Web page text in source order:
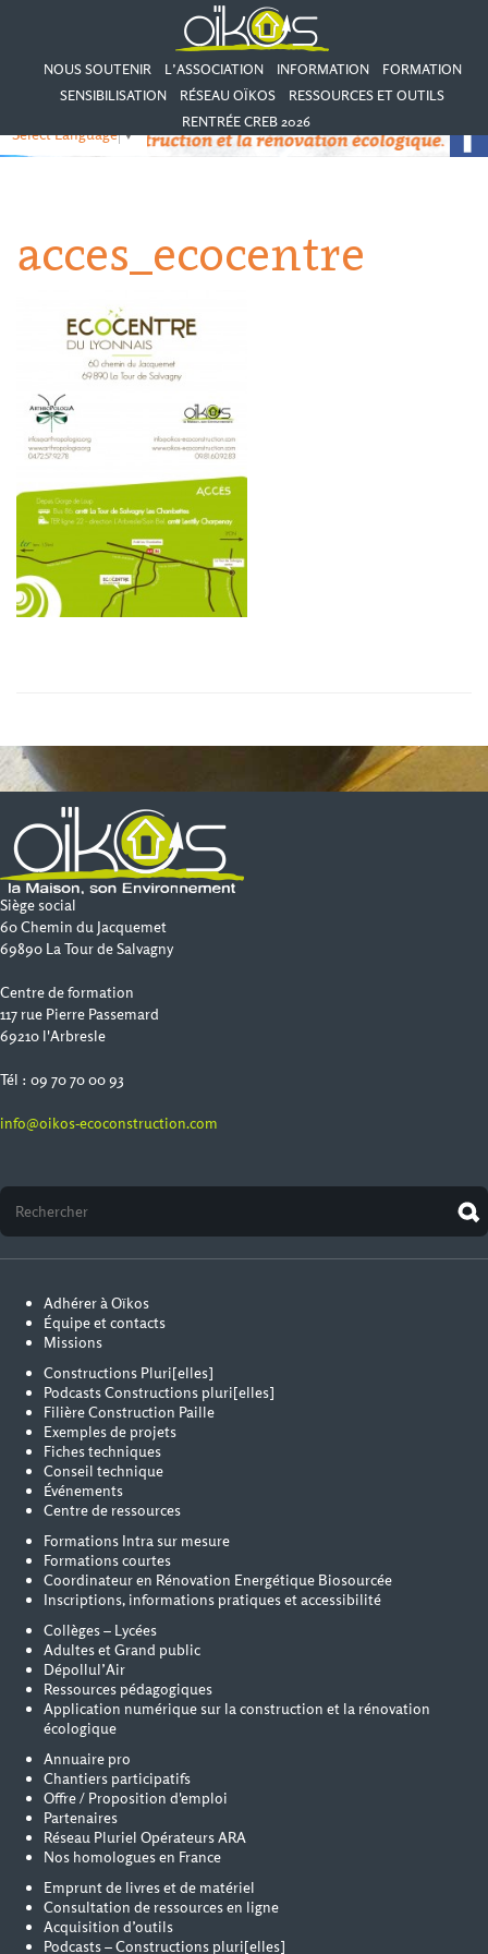
NOUS SOUTENIR L’ASSOCIATION INFORMATION
FORMATION
SENSIBILISATION
RÉSEAU OÏKOS
RESSOURCES ET OUTILS
RENTRÉE CREB 2026
Select Language▼
acces_ecocentre
Siège social
60 Chemin du Jacquemet
69890 La Tour de Salvagny
Centre de formation
117 rue Pierre Passemard
69210 l'Arbresle
Tél : 09 70 70 00 93
info@oikos-ecoconstruction.com
Adhérer à Oïkos
Équipe et contacts
Missions
Constructions Pluri[elles]
Podcasts Constructions pluri[elles]
Filière Construction Paille
Exemples de projets
Fiches techniques
Conseil technique
Événements
Centre de ressources
Formations Intra sur mesure
Formations courtes
Coordinateur en Rénovation Energétique Biosourcée
Inscriptions, informations pratiques et accessibilité
Collèges – Lycées
Adultes et Grand public
Dépollul’Air
Ressources pédagogiques
Application numérique sur la construction et la rénovation
écologique
Annuaire pro
Chantiers participatifs
Offre / Proposition d'emploi
Partenaires
Réseau Pluriel Opérateurs ARA
Nos homologues en France
Emprunt de livres et de matériel
Consultation de ressources en ligne
Acquisition d’outils
Podcasts – Constructions pluri[elles]